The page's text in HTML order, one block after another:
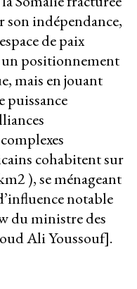
son indépendance,
de paix
un positionnement
mais en jouant
puissance
cohabitent sur
), se ménageant
notable
du ministre des
Ali Youssouf].